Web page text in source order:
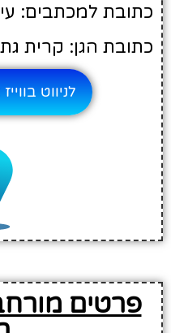
כתובת למכתבים:
כתובת הגן: קרית גת
לניווט
פרטים